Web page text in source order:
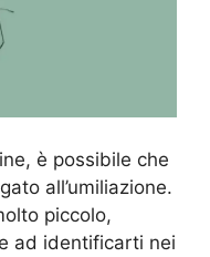
è possibile che
all’umiliazione.
piccolo,
ad identificarti nei